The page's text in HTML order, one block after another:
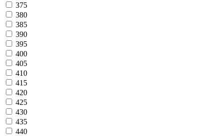
375
380
385
390
395
400
405
410
415
420
425
430
435
440